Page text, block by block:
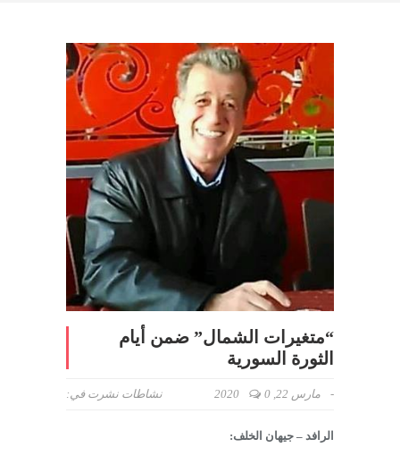
“متغيرات الشمال” ضمن أيام
الثورة السورية
نشرت في: نشاطات - مارس 22, 2020 0
الرافد – جيهان الخلف: